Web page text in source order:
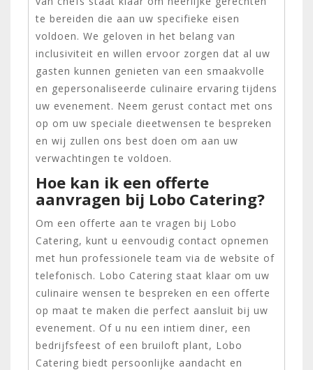
te bereiden die aan uw specifieke eisen
voldoen. We geloven in het belang van
inclusiviteit en willen ervoor zorgen dat al uw
gasten kunnen genieten van een smaakvolle
en gepersonaliseerde culinaire ervaring tijdens
uw evenement. Neem gerust contact met ons
op om uw speciale dieetwensen te bespreken
en wij zullen ons best doen om aan uw
verwachtingen te voldoen.
Hoe kan ik een offerte
aanvragen bij Lobo Catering?
Om een offerte aan te vragen bij Lobo
Catering, kunt u eenvoudig contact opnemen
met hun professionele team via de website of
telefonisch. Lobo Catering staat klaar om uw
culinaire wensen te bespreken en een offerte
op maat te maken die perfect aansluit bij uw
evenement. Of u nu een intiem diner, een
bedrijfsfeest of een bruiloft plant, Lobo
Catering biedt persoonlijke aandacht en